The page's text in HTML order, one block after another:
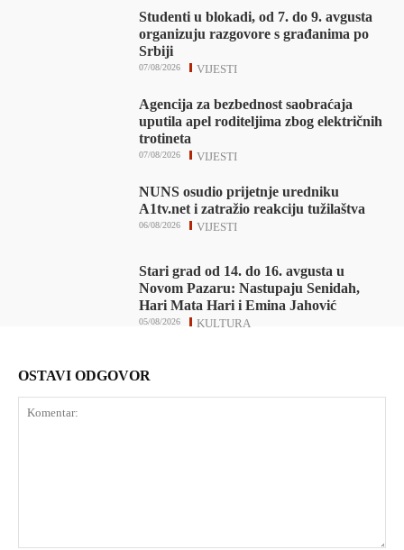
Studenti u blokadi, od 7. do 9. avgusta
organizuju razgovore s građanima po
Srbiji
VIJESTI
07/08/2026
Agencija za bezbednost saobraćaja
uputila apel roditeljima zbog električnih
trotineta
VIJESTI
07/08/2026
NUNS osudio prijetnje uredniku
A1tv.net i zatražio reakciju tužilaštva
VIJESTI
06/08/2026
Stari grad od 14. do 16. avgusta u
Novom Pazaru: Nastupaju Senidah,
Hari Mata Hari i Emina Jahović
KULTURA
05/08/2026
OSTAVI ODGOVOR